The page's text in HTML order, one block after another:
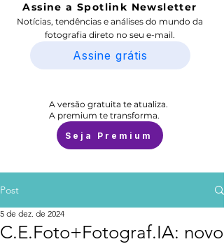
Assine a Spotlink Newsletter
Notícias, tendências e análises do mundo da
fotografia direto no seu e-mail.
Assine grátis
A versão gratuita te atualiza.
A premium te transforma.
Seja Premium
Post
C.E.Foto+Fotograf.IA: novo
5 de dez. de 2024